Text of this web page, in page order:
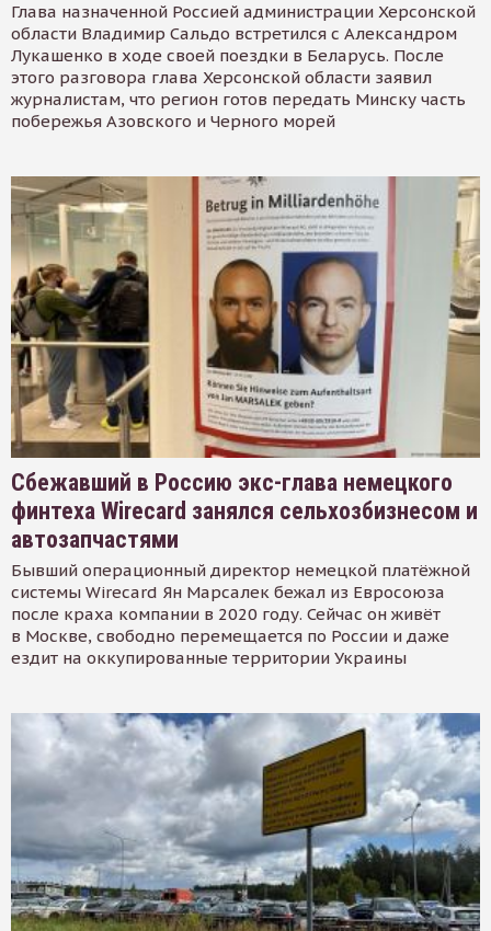
Глава назначенной Россией администрации Херсонской
области Владимир Сальдо встретился с Александром
Лукашенко в ходе своей поездки в Беларусь. После
этого разговора глава Херсонской области заявил
журналистам, что регион готов передать Минску часть
побережья Азовского и Черного морей
Сбежавший в Россию экс-глава немецкого
финтеха Wirecard занялся сельхозбизнесом и
автозапчастями
Бывший операционный директор немецкой платёжной
системы Wirecard Ян Марсалек бежал из Евросоюза
после краха компании в 2020 году. Сейчас он живёт
в Москве, свободно перемещается по России и даже
ездит на оккупированные территории Украины